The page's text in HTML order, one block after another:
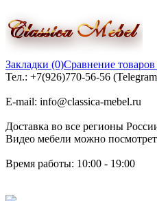
Закладки (0)Сравнение
Тел.: +7(926)770-56-56 (Telegram
E-mail: info@classica-mebel.ru
Доставка во все регионы
Видео мебели можно
Время работы: 10:00 - 19:00